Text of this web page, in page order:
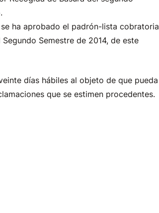
ha aprobado el padrón-lista cobratoria
Semestre de 2014, de este
días hábiles al objeto de que pueda
que se estimen procedentes.